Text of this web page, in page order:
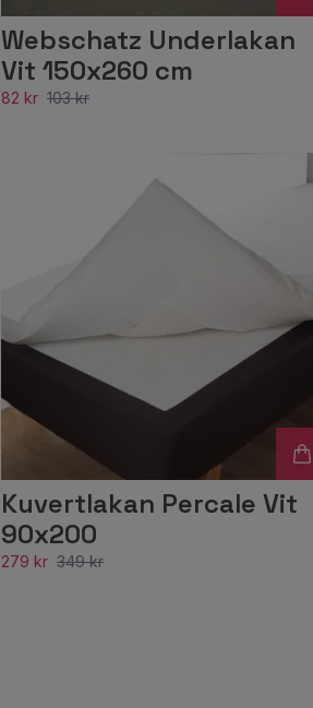
Webschatz Underlakan
Vit 150x260 cm
82 kr 103 kr
Kuvertlakan Percale Vit
90x200
279 kr 349 kr